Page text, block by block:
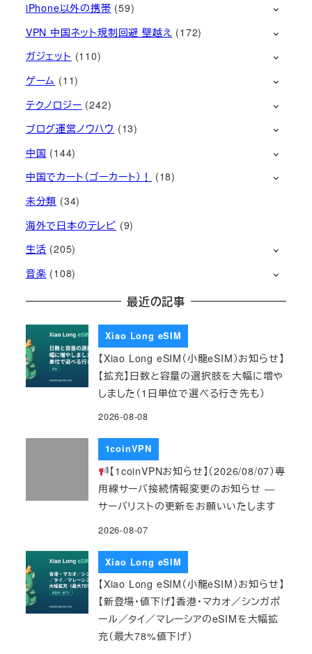
iPhone以外の携帯 (59)
VPN 中国ネット規制回避 壁越え (172)
ガジェット (110)
ゲーム (11)
テクノロジー (242)
ブログ運営ノウハウ (13)
中国 (144)
中国でカート（ゴーカート）！
(18)
未分類 (34)
海外で日本のテレビ (9)
生活 (205)
音楽 (108)
最近の記事
Xiao Long eSIM
【Xiao Long eSIM（小龍eSIM）お知らせ】
【拡充】日数と容量の選択肢を大幅に増や
しました（1日単位で選べる行き先も）
2026-08-08
1coinVPN
【1coinVPNお知らせ】（2026/08/07）専
用線サーバ接続情報変更のお知らせ ―
サーバリストの更新をお願いいたします
2026-08-07
Xiao Long eSIM
【Xiao Long eSIM（小龍eSIM）お知らせ】
【新登場・値下げ】香港・マカオ／シンガポ
ール／タイ／マレーシアのeSIMを大幅拡
充（最大78%値下げ）